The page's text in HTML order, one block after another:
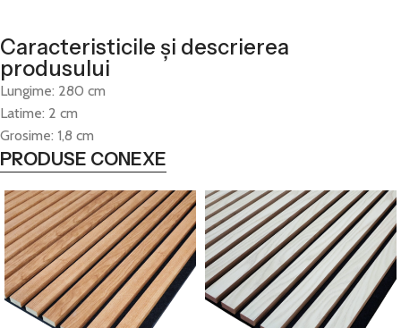
Caracteristicile și descrierea
produsului
Lungime: 280 cm
Latime: 2 cm
Grosime: 1,8 cm
PRODUSE CONEXE